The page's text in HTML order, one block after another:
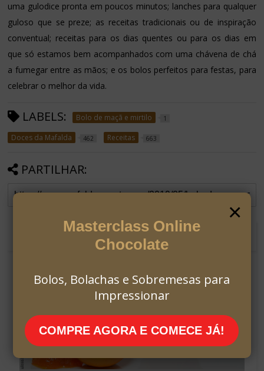
uma gulodice pronta em poucos minutos; lanches para qualquer
guloso que se preze; as receitas tradicionais ou de inspiração
conventual; receitas para os dias quentes ou para os dias em
que só estamos bem acompanhados com uma chávena de chá
a fumegar entre as mãos; e os bolos perfeitos para festas, para
celebrar o melhor da vida.
LABELS: Bolo de maçã e mirtilo 1
Doces da Mafalda 462 Receitas 663
PARTILHAR:
Doce de Abóbora | "This is Halloween, this is
Halloween"
×
Masterclass Online
Chocolate
Bolos, Bolachas e Sobremesas para
Impressionar
COMPRE AGORA E COMECE JÁ!